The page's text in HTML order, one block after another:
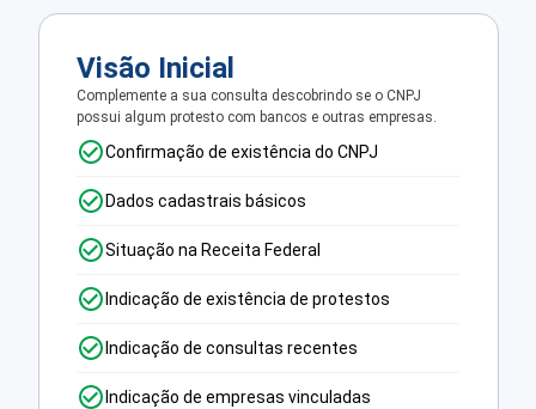
Visão Inicial
Complemente a sua consulta descobrindo se o CNPJ
possui algum protesto com bancos e outras empresas.
Confirmação de existência do CNPJ
Dados cadastrais básicos
Situação na Receita Federal
Indicação de existência de protestos
Indicação de consultas recentes
Indicação de empresas vinculadas